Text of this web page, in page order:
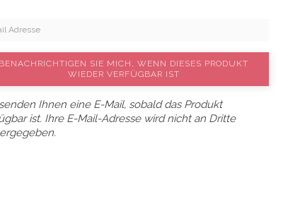
BENACHRICHTIGEN SIE MICH, WENN DIESES PRODUKT
WIEDER VERFÜGBAR IST
Ihnen eine E-Mail, sobald das Produkt
ist. Ihre E-Mail-Adresse wird nicht an Dritte